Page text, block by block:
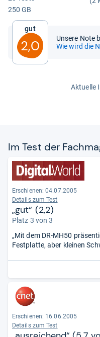
250 GB
Gut
2,0
Unsere Note
Wie wird die
Aktuelle
Im Test der
Erschienen: 04.07.2005
Details zum Test
„gut“ (2,2)
Platz 3 von 3
„Mit dem DR-MH50
Festplatte, aber kleinen
Erschienen: 16.06.2005
Details zum Test